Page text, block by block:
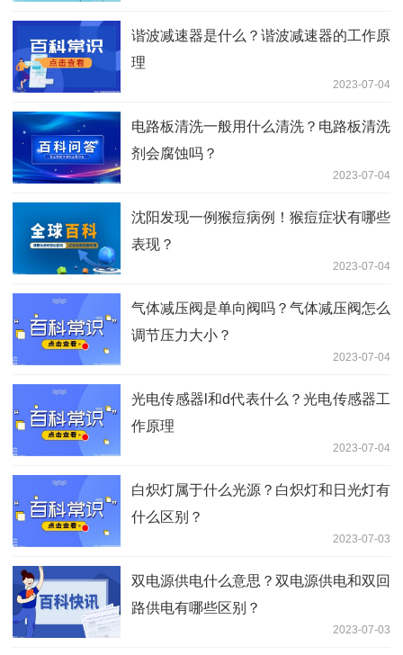
谐波减速器是什么？谐波减速器的工作原
理
2023-07-04
电路板清洗一般用什么清洗？电路板清洗
剂会腐蚀吗？
2023-07-04
沈阳发现一例猴痘病例！猴痘症状有哪些
表现？
2023-07-04
气体减压阀是单向阀吗？气体减压阀怎么
调节压力大小？
2023-07-04
光电传感器l和d代表什么？光电传感器工
作原理
2023-07-04
白炽灯属于什么光源？白炽灯和日光灯有
什么区别？
2023-07-03
双电源供电什么意思？双电源供电和双回
路供电有哪些区别？
2023-07-03